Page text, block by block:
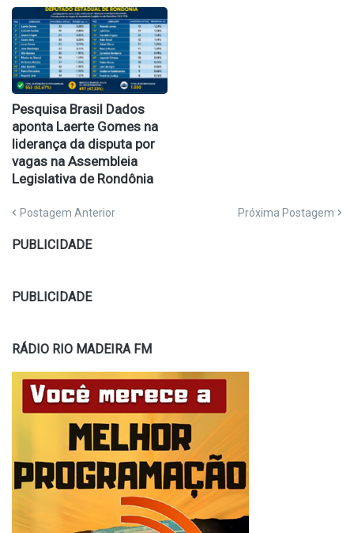
Pesquisa Brasil Dados
aponta Laerte Gomes na
liderança da disputa por
vagas na Assembleia
Legislativa de Rondônia
Postagem Anterior Próxima Postagem
PUBLICIDADE
PUBLICIDADE
RÁDIO RIO MADEIRA FM